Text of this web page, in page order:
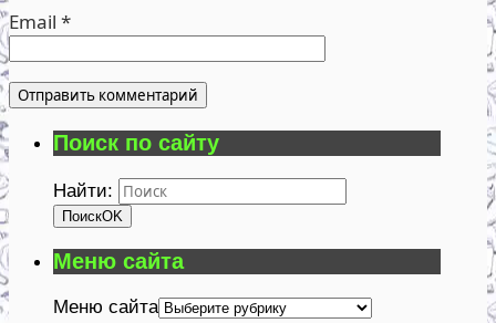
Email *
Поиск по сайту
Найти:
ПоискOK
Меню сайта
Меню сайта